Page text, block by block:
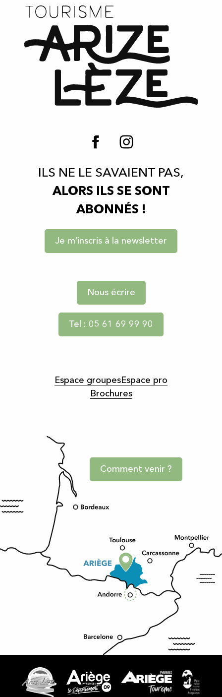
ILS NE LE SAVAIENT PAS,
ALORS ILS SE SONT
ABONNÉS !
Je m’inscris à la newsletter
Nous écrire
Tel : 05 61 69 99 90
Espace groupesEspace pro
Brochures
Comment venir ?